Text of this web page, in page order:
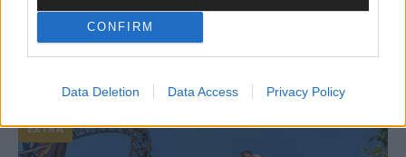
CONFIRM
Data Deletion Data Access Privacy Policy
JETZT ANGESAGT
EXTRA